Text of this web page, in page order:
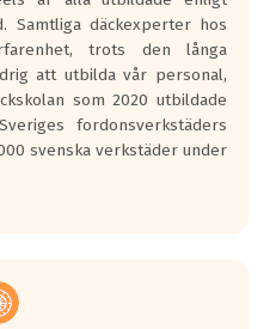
för
däcken
det ligger
på
Samtliga däckexperter hos
trots den långa
att utbilda vår personal,
som 2020 utbildade
fordonsverkstäders
svenska verkstäder under